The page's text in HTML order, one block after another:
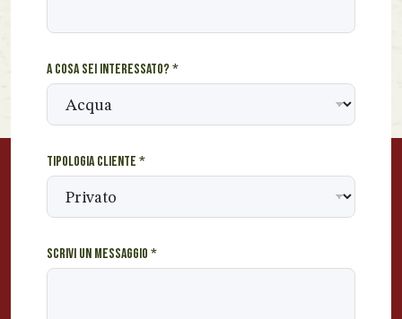
A cosa sei interessato?*
Tipologia cliente *
Scrivi un messaggio *